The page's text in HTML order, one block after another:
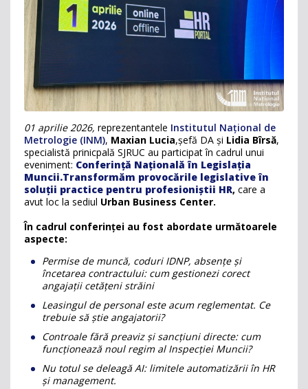
01 aprilie 2026, reprezentantele Institutul Național de
Metrologie (INM), Maxian Lucia,șefă DA și Lidia Bîrsă,
specialistă prinicpală SJRUC au participat în cadrul unui
eveniment: Conferință Națională în Legislația
Muncii.Transformăm provocările legislative în
soluții practice pentru profesioniștii HR, care a
avut loc la sediul Urban Business Center.
În cadrul conferinței au fost abordate următoarele
aspecte:
Permise de muncă, coduri IDNP, absențe și
încetarea contractului: cum gestionezi corect
angajații cetățeni străini
Leasingul de personal este acum reglementat. Ce
trebuie să știe angajatorii?
Controale fără preaviz și sancțiuni directe: cum
funcționează noul regim al Inspecției Muncii?
Nu totul se deleagă AI: limitele automatizării în HR
și management.